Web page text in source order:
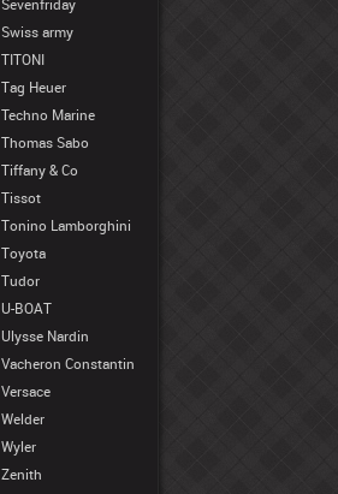
Swiss army
TITONI
Tag Heuer
Techno Marine
Thomas Sabo
Tiffany & Co
Tissot
Tonino Lamborghini
Toyota
Tudor
U-BOAT
Ulysse Nardin
Vacheron Constantin
Versace
Welder
Wyler
Zenith